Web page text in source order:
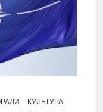
КУЛЬТУРА